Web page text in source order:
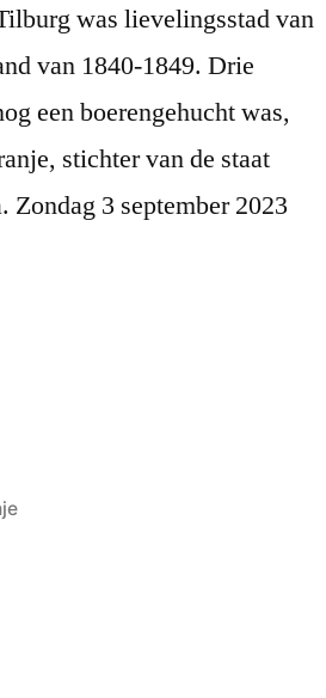
was lievelingsstad van
van 1840-1849. Drie
een boerengehucht was,
stichter van de staat
Zondag 3 september 2023